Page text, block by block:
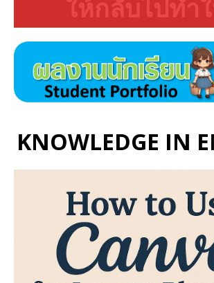
ให้กลับไปทำ
KNOWLEDGE IN